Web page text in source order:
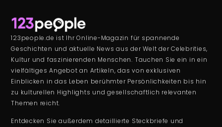
123people.de ist Ihr Online-Magazin für spannende
Geschichten und aktuelle News aus der Welt der Celebrities,
Kultur und faszinierenden Menschen. Tauchen Sie ein in ein
vielfältiges Angebot an Artikeln, das von exklusiven
Einblicken in das Leben berühmter Persönlichkeiten bis hin
zu kulturellen Highlights und gesellschaftlich relevanten
Themen reicht.
Entdecken Sie außerdem detaillierte Steckbriefe und